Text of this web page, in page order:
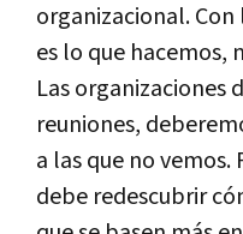
organizacional. Con
es lo que hacemos,
Las organizaciones
reuniones,
a las que no
debe redescubrir